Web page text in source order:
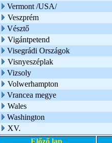
Vermont /USA/
Veszprém
Vésztő
Vigántpetend
Visegrádi Országok
Visnyeszéplak
Vizsoly
Volwerhampton
Vrancea megye
Wales
Washington
XV.
Előző lap